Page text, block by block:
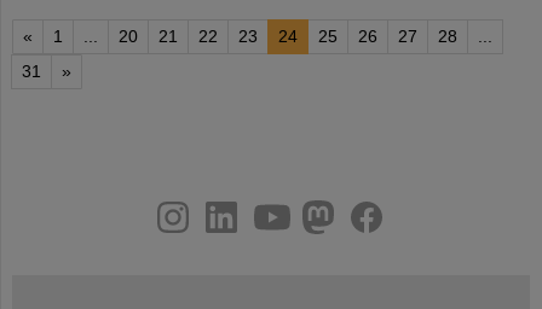
« 1 20 21 22 23 24 25 26 27 28
31
»
youtube
helmholtz.social
facebook